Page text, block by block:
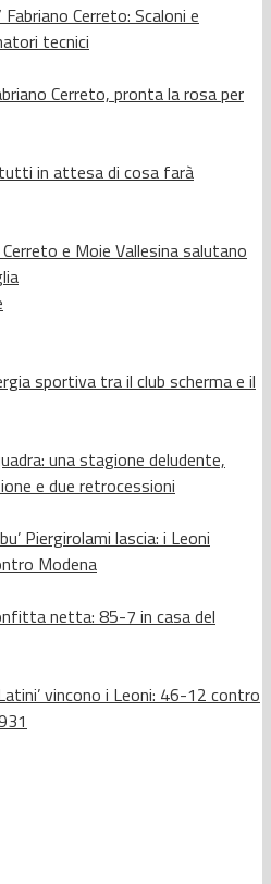
Cerreto: Scaloni e
tecnici
Cerreto, pronta la rosa per
in attesa di cosa farà
e Moie Vallesina salutano
sportiva tra il club scherma e il
una stagione deludente,
e due retrocessioni
Piergirolami lascia: i Leoni
Modena
netta: 85-7 in casa del
vincono i Leoni: 46-12 contro